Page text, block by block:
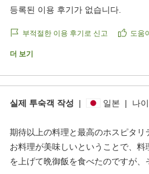
등록된 이용 후기가 없습니다.
부적절한 이용 후기로 신고 도움
더 보기
실제 투숙객 작성 | 일본 | 나
期待以上の料理と最高のホスピタリ
お料理が美味しいということで、
を上げて晩御飯を食べたのですが、